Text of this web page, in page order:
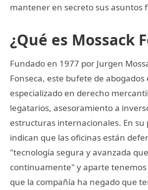
mantener en secreto sus asuntos
¿Qué es Mossack
Fundado en 1977 por Jurgen
Fonseca, este bufete de abogados
especializado en derecho
legatarios, asesoramiento a
estructuras internacionales. En su
indican que las oficinas están
"tecnología segura y avanzada
continuamente" y aparte
que la compañía ha negado que